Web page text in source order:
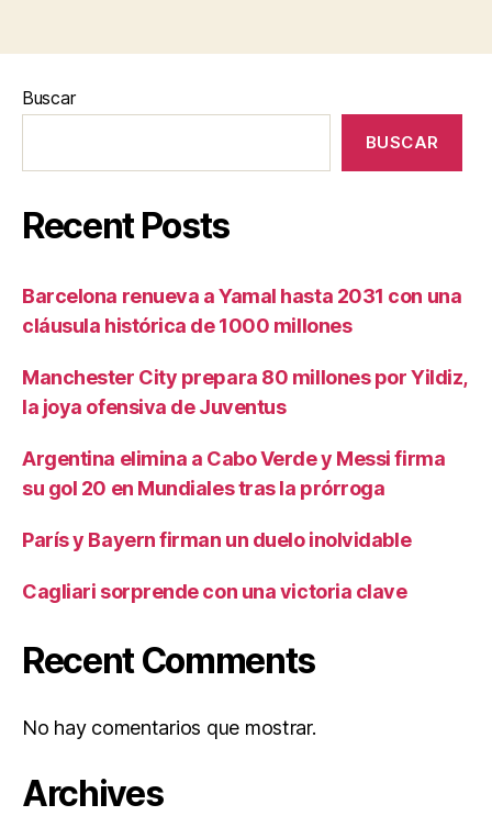
Buscar
BUSCAR
Recent Posts
Barcelona renueva a Yamal hasta 2031 con una
cláusula histórica de 1000 millones
Manchester City prepara 80 millones por Yildiz,
la joya ofensiva de Juventus
Argentina elimina a Cabo Verde y Messi firma
su gol 20 en Mundiales tras la prórroga
París y Bayern firman un duelo inolvidable
Cagliari sorprende con una victoria clave
Recent Comments
No hay comentarios que mostrar.
Archives